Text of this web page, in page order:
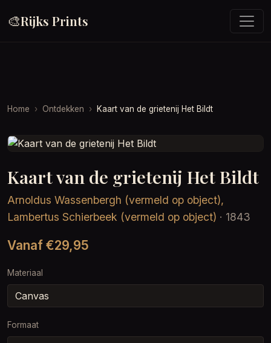
🎨Rijks Prints
Home Ontdekken Kaart van de grietenij Het Bildt
Kaart van de grietenij Het Bildt
Arnoldus Wassenbergh (vermeld op object),
Lambertus Schierbeek (vermeld op object) · 1843
Vanaf €29,95
Materiaal
Formaat